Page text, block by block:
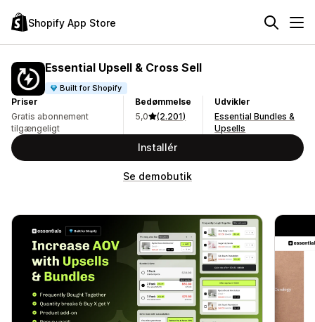
Shopify App Store
Essential Upsell & Cross Sell
Built for Shopify
Priser
Gratis abonnement
tilgængeligt
Bedømmelse
5,0
(2.201)
Udvikler
Essential Bundles &
Upsells
Installér
Se demobutik